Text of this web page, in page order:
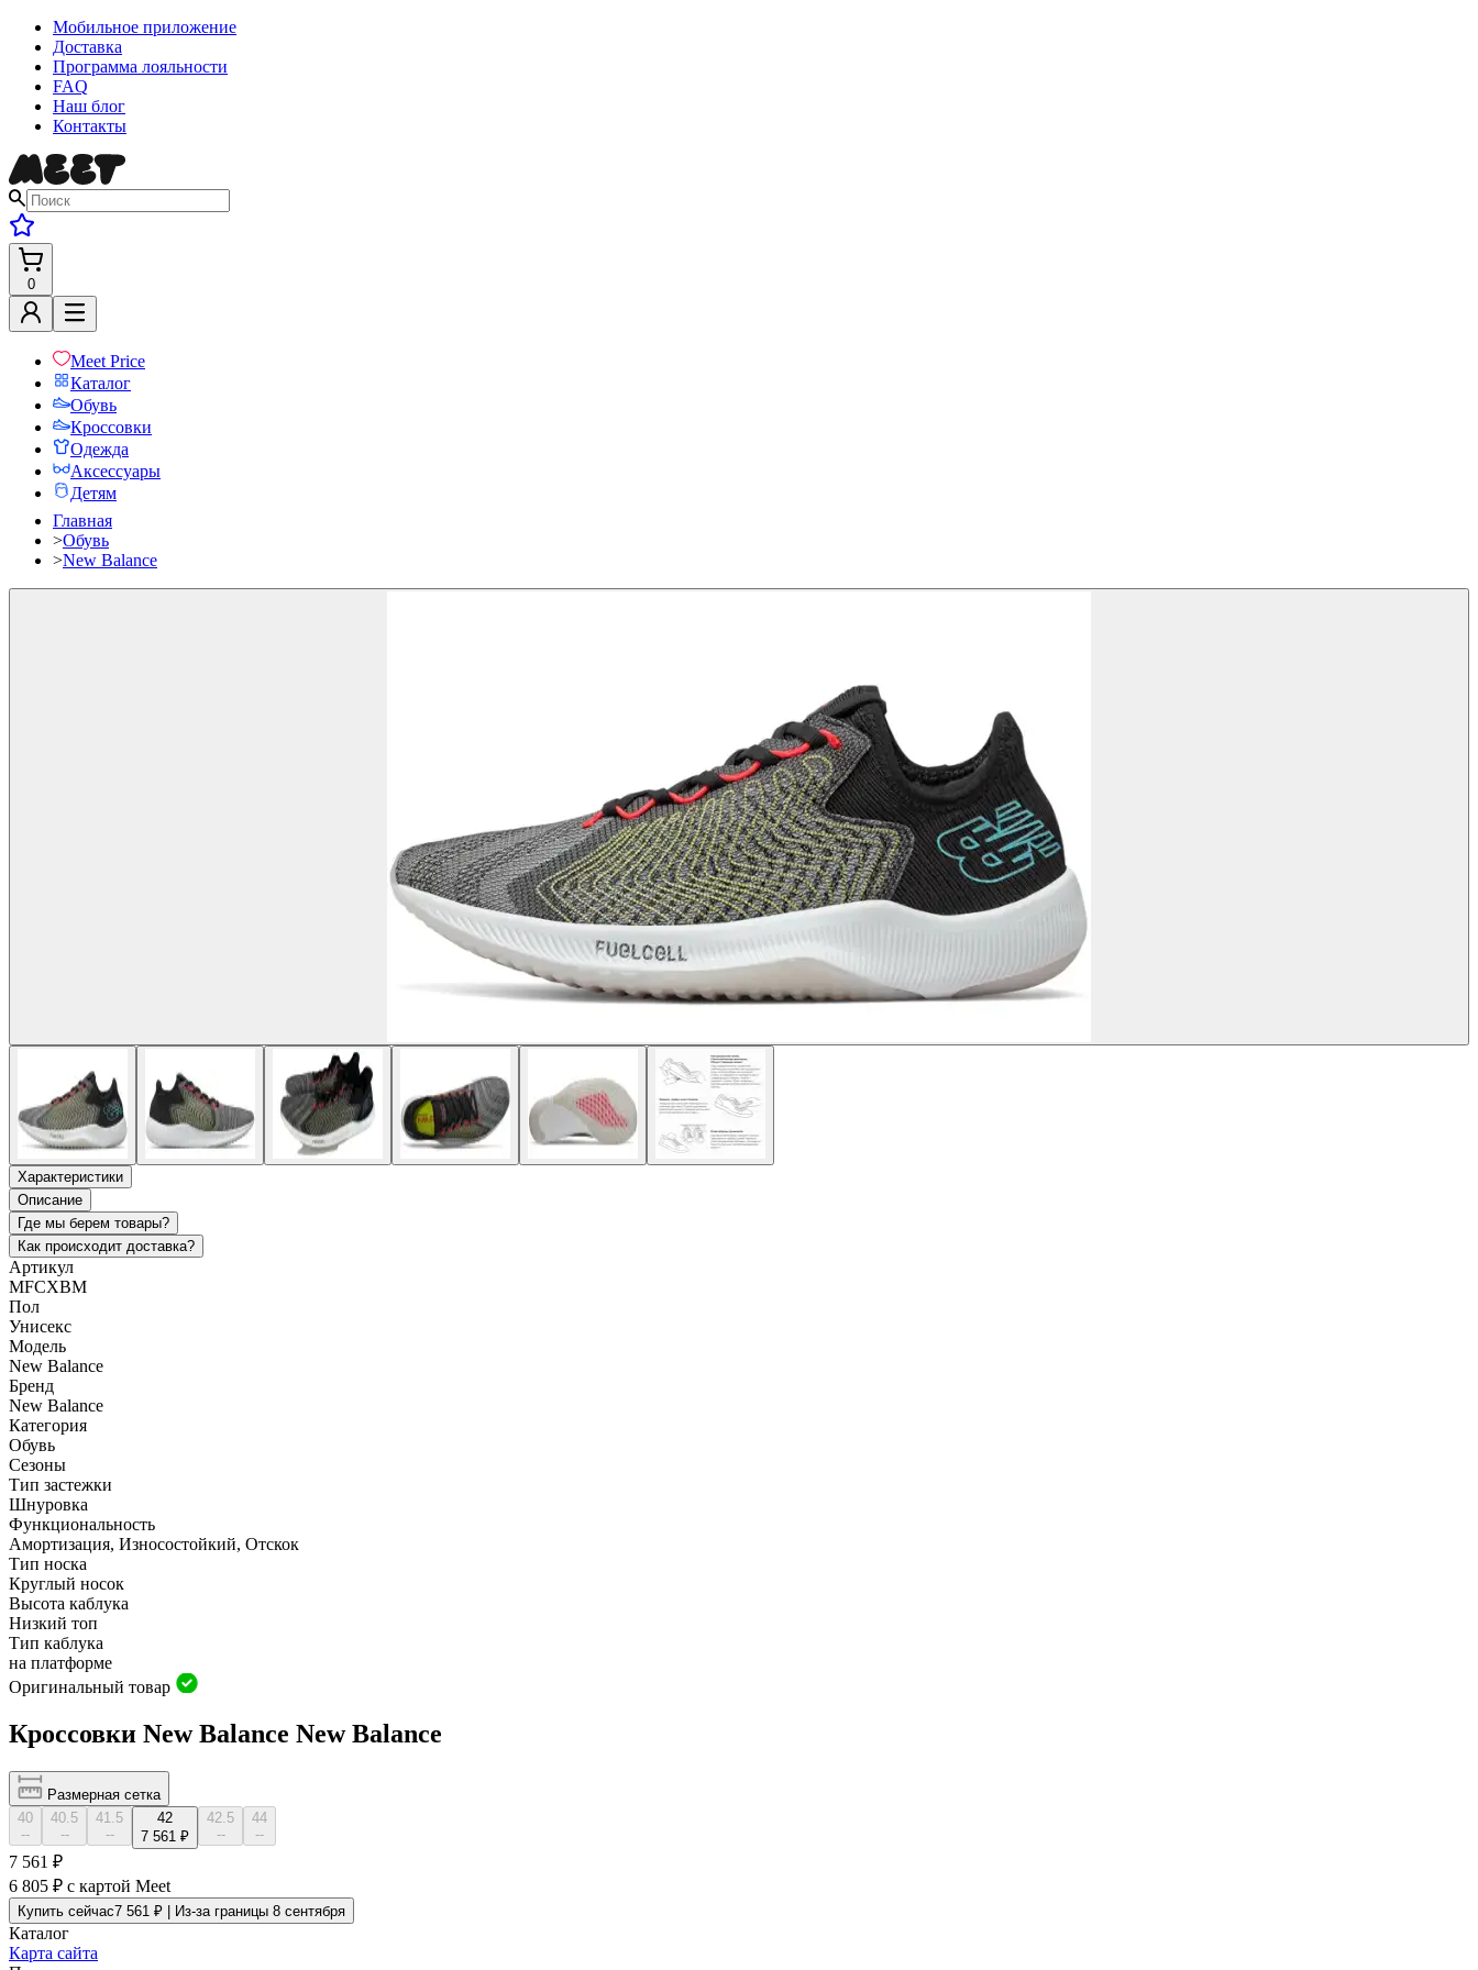
Мобильное приложение
Доставка
Программа лояльности
FAQ
Наш блог
Контакты
0
Meet Price
Каталог
Обувь
Кроссовки
Одежда
Аксессуары
Детям
Главная
>Обувь
>New Balance
Характеристики
Описание
Где мы берем товары?
Как происходит доставка?
Артикул
MFCXBM
Пол
Унисекс
Модель
New Balance
Бренд
New Balance
Категория
Обувь
Сезоны
Тип застежки
Шнуровка
Функциональность
Амортизация, Износостойкий, Oтскок
Тип носка
Круглый носок
Высота каблука
Низкий топ
Тип каблука
на платформе
Оригинальный товар
Кроссовки New Balance New Balance
Размерная сетка
40
--
40.5
--
41.5
--
42
7 561 ₽
42.5
--
44
--
7 561 ₽
6 805 ₽ с картой Meet
Купить сейчас7 561 ₽ | Из-за границы 8 сентября
Каталог
Карта сайта